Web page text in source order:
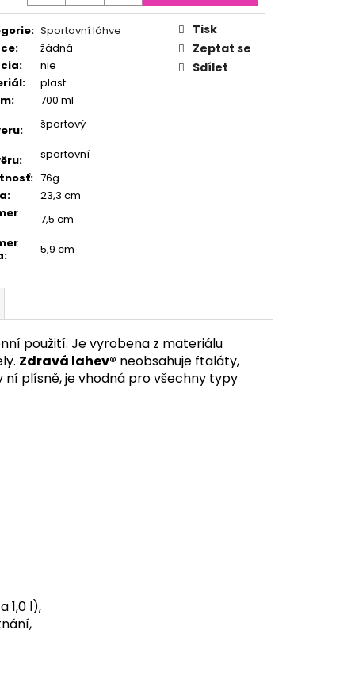
: Sportovní láhve
:
žádná
:
nie
:
plast
:
700 ml
:
športový
:
sportovní
: 76g
:
23,3 cm
7,5 cm
: 5,9 cm
Tisk
Zeptat se
Sdílet
použití. Je vyrobena z materiálu
Zdravá lahev® neobsahuje ftaláty,
plísně, je vhodná pro všechny typy
1,0 l),